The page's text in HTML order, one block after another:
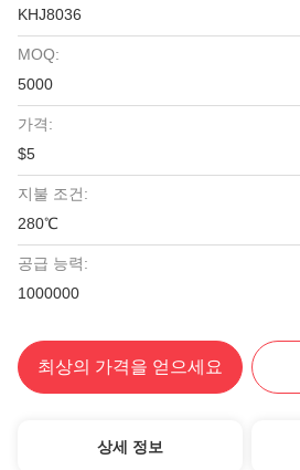
KHJ8036
MOQ:
5000
가격:
$5
지불 조건:
280℃
공급 능력:
1000000
최상의 가격을 얻으세요
상세 정보